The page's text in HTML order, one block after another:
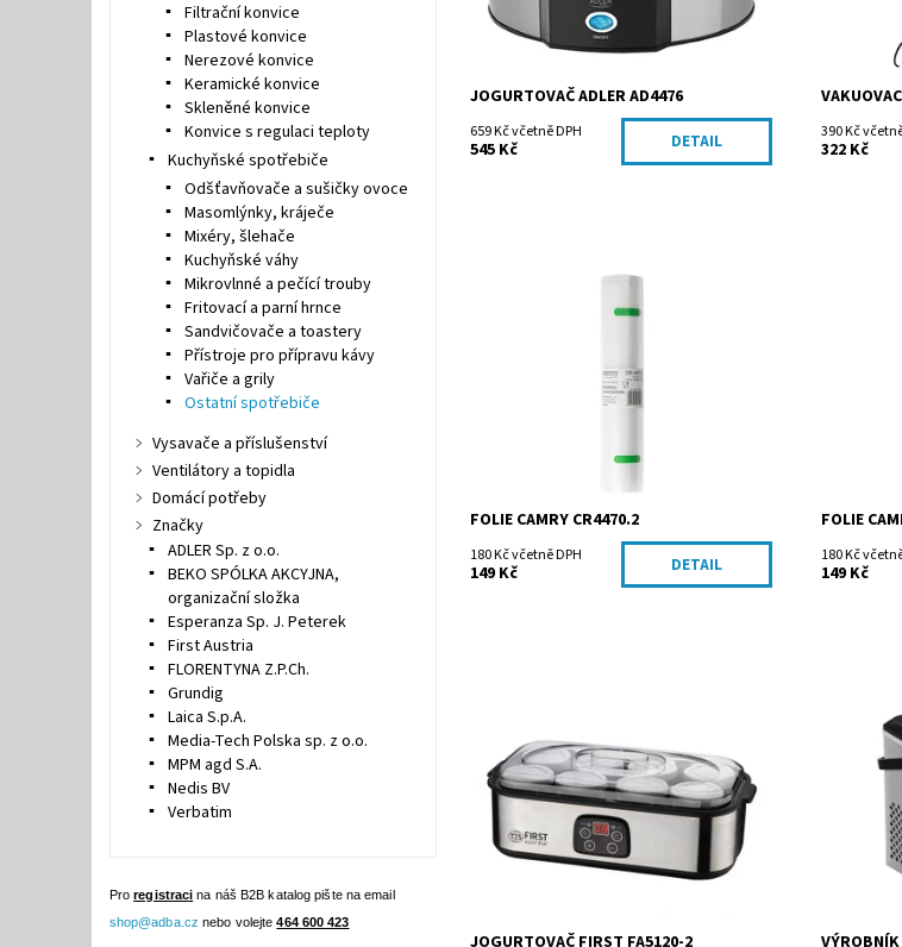
JOGURTOVAČ ADLER AD4476
659 Kč včetně DPH
545 Kč DETAIL 390 Kč
322 Kč
Skladem
FOLIE CAMRY CR4470.2
180 Kč včetně DPH
149 Kč DETAIL
FOLIE
180 Kč
149 Kč
FA5120-2
Značka:
First Austria
Filtrační konvice
Plastové konvice
Nerezové konvice
Keramické konvice
Skleněné konvice
Konvice s regulaci teploty
Kuchyňské spotřebiče
Odšťavňovače a sušičky ovoce
Masomlýnky, kráječe
Mixéry, šlehače
Kuchyňské váhy
Mikrovlnné a pečící trouby
Fritovací a parní hrnce
Sandvičovače a toastery
Přístroje pro přípravu kávy
Vařiče a grily
Ostatní spotřebiče
Vysavače a příslušenství
Ventilátory a topidla
Domácí potřeby
Značky
ADLER Sp. z o.o.
BEKO SPÓLKA AKCYJNA,
organizační složka
Esperanza Sp. J. Peterek
First Austria
FLORENTYNA Z.P.Ch.
Grundig
Laica S.p.A.
Media-Tech Polska sp. z o.o.
MPM agd S.A.
Nedis BV
Verbatim
Proregistraci na náš B2B katalog pište na email
shop@adba.cz nebo volejte464 600 423